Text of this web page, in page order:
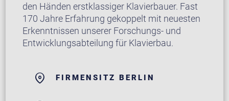
den Händen erstklassiger Klavierbauer. Fast
170 Jahre Erfahrung gekoppelt mit neuesten
Erkenntnissen unserer Forschungs- und
Entwicklungsabteilung für Klavierbau.
FIRMENSITZ BERLIN